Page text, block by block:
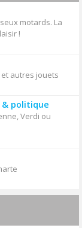
motards. La
!
autres jouets
& politique
Verdi ou